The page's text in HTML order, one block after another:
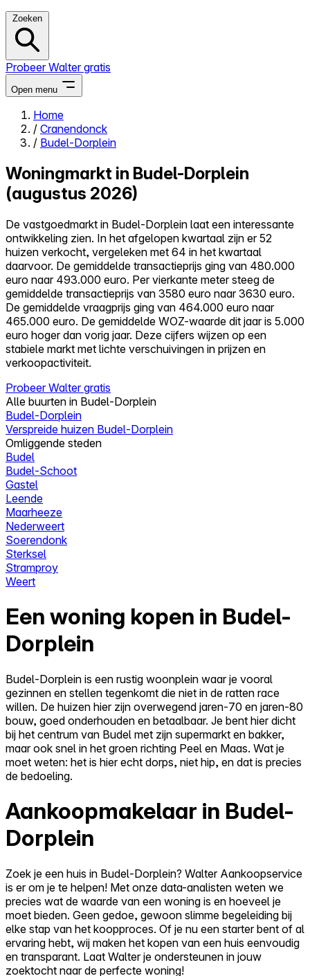
Zoeken
Probeer Walter gratis
Open menu
Close menu
Alles-in-één
Reviews
Prijzen
Log in
Probeer Walter gratis
Home
/ Cranendonck
/ Budel-Dorplein
Woningmarkt in Budel-Dorplein
(augustus 2026)
De vastgoedmarkt in Budel-Dorplein laat een interessante
ontwikkeling zien. In het afgelopen kwartaal zijn er 52
huizen verkocht, vergeleken met 64 in het kwartaal
daarvoor. De gemiddelde transactieprijs ging van 480.000
euro naar 493.000 euro. Per vierkante meter steeg de
gemiddelde transactieprijs van 3580 euro naar 3630 euro.
De gemiddelde vraagprijs ging van 464.000 euro naar
465.000 euro. De gemiddelde WOZ-waarde dit jaar is 5.000
euro hoger dan vorig jaar. Deze cijfers wijzen op een
stabiele markt met lichte verschuivingen in prijzen en
verkoopactiviteit.
Probeer Walter gratis
Alle buurten in Budel-Dorplein
Budel-Dorplein
Verspreide huizen Budel-Dorplein
Omliggende steden
Budel
Budel-Schoot
Gastel
Leende
Maarheeze
Nederweert
Soerendonk
Sterksel
Stramproy
Weert
Een woning kopen in Budel-
Dorplein
Budel-Dorplein is een rustig woonplein waar je vooral
gezinnen en stellen tegenkomt die niet in de ratten race
willen. De huizen hier zijn overwegend jaren-70 en jaren-80
bouw, goed onderhouden en betaalbaar. Je bent hier dicht
bij het centrum van Budel met zijn supermarkt en bakker,
maar ook snel in het groen richting Peel en Maas. Wat je
moet weten: het is hier echt dorps, niet hip, en dat is precies
de bedoeling.
Aankoopmakelaar in Budel-
Dorplein
Zoek je een huis in Budel-Dorplein? Walter Aankoopservice
is er om je te helpen! Met onze data-analisten weten we
precies wat de waarde van een woning is en hoeveel je
moet bieden. Geen gedoe, gewoon slimme begeleiding bij
elke stap van het koopproces. Of je nu een starter bent of al
ervaring hebt, wij maken het kopen van een huis eenvoudig
en transparant. Laat Walter je ondersteunen in jouw
zoektocht naar de perfecte woning!